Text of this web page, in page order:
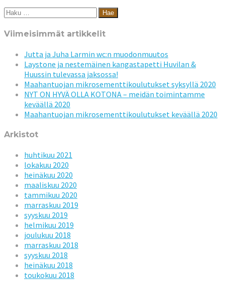
Haku:
Viimeisimmät artikkelit
Jutta ja Juha Larmin wc:n muodonmuutos
Laystone ja nestemäinen kangastapetti Huvilan &
Huussin tulevassa jaksossa!
Maahantuojan mikrosementtikoulutukset syksyllä 2020
NYT ON HYVÄ OLLA KOTONA – meidän toimintamme
keväällä 2020
Maahantuojan mikrosementtikoulutukset keväällä 2020
Arkistot
huhtikuu 2021
lokakuu 2020
heinäkuu 2020
maaliskuu 2020
tammikuu 2020
marraskuu 2019
syyskuu 2019
helmikuu 2019
joulukuu 2018
marraskuu 2018
syyskuu 2018
heinäkuu 2018
toukokuu 2018